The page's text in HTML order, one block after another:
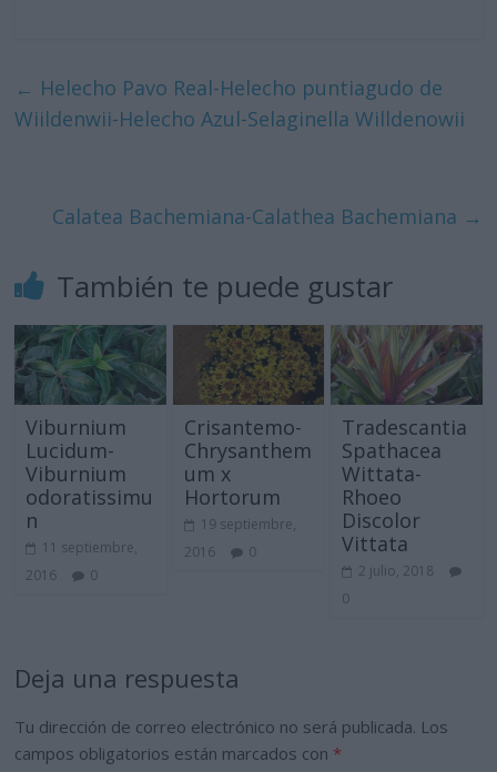
← Helecho Pavo Real-Helecho puntiagudo de
Wiildenwii-Helecho Azul-Selaginella Willdenowii
Calatea Bachemiana-Calathea Bachemiana →
También te puede gustar
Viburnium
Lucidum-
Viburnium
odoratissimu
n
11 septiembre,
2016
0
Crisantemo-
Chrysanthem
um x
Hortorum
19 septiembre,
2016
0
Tradescantia
Spathacea
Wittata-
Rhoeo
Discolor
Vittata
2 julio, 2018
0
Deja una respuesta
Tu dirección de correo electrónico no será publicada. Los
campos obligatorios están marcados con *